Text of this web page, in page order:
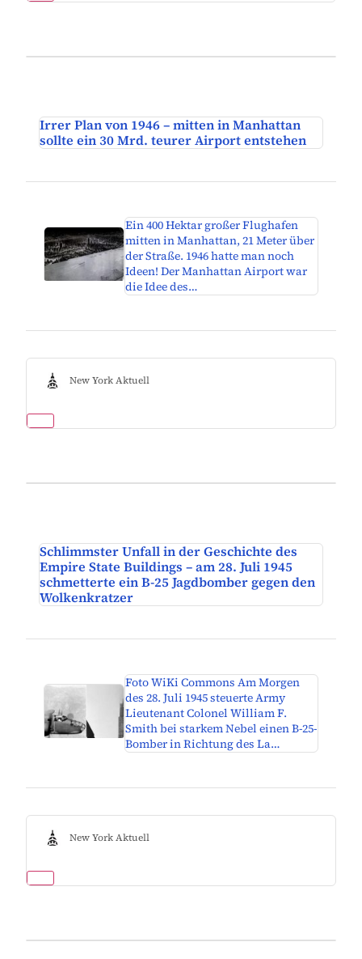
Irrer Plan von 1946 – mitten in Manhattan
sollte ein 30 Mrd. teurer Airport entstehen
Ein 400 Hektar großer Flughafen
mitten in Manhattan, 21 Meter über
der Straße. 1946 hatte man noch
Ideen! Der Manhattan Airport war
die Idee des…
New York Aktuell
Schlimmster Unfall in der Geschichte des
Empire State Buildings – am 28. Juli 1945
schmetterte ein B-25 Jagdbomber gegen den
Wolkenkratzer
Foto WiKi Commons Am Morgen
des 28. Juli 1945 steuerte Army
Lieutenant Colonel William F.
Smith bei starkem Nebel einen B-25-
Bomber in Richtung des La…
New York Aktuell